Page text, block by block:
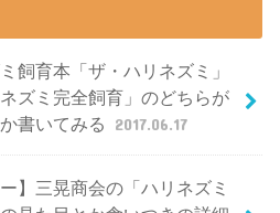
飼育本「ザ・ハリネズミ」
ズミ完全飼育」のどちらが
書いてみる
2017.06.17
ー】三晃商会の「ハリネズミ